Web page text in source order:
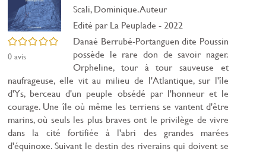
/5
0avis
Scali, Dominique. Auteur
Edité par La Peuplade - 2022
Danaé Berrubé-Portanguen dite Poussin
possède le rare don de savoir nager.
Orpheline, tour à tour sauveuse et
naufrageuse, elle vit au milieu de l'Atlantique, sur l'île
d'Ys, berceau d'un peuple obsédé par l'honneur et le
courage. Une île où même les terriens se vantent d'être
marins, où seuls les plus braves ont le privilège de vivre
dans la cité fortifiée à l'abri des grandes marées
d'équinoxe. Suivant le destin des riverains qui doivent se